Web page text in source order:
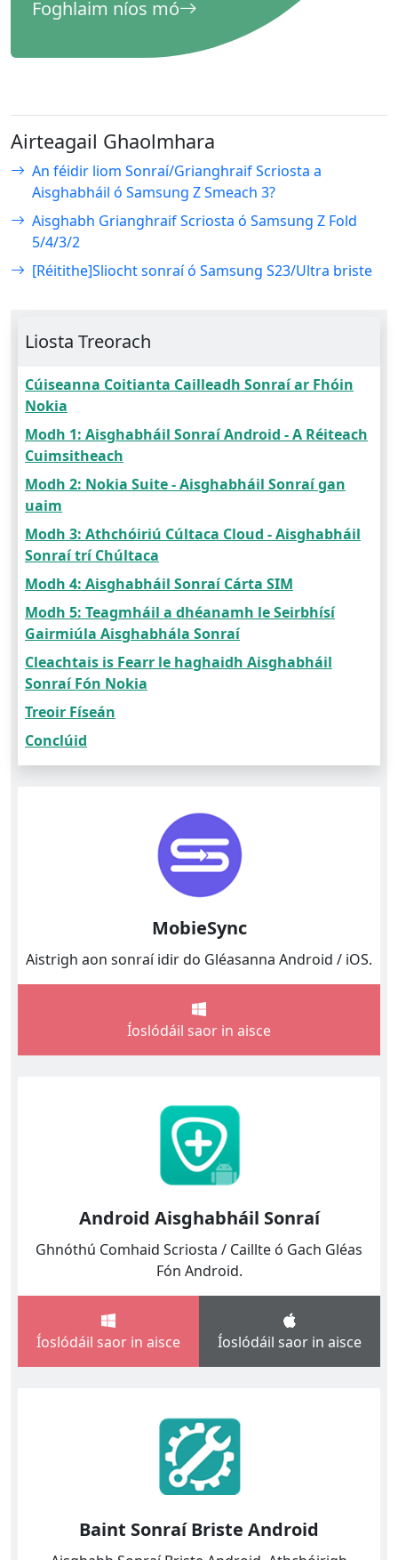
Liosta Treorach
Cúiseanna Coitianta Cailleadh Sonraí ar Fhóin
Nokia
Modh 1: Aisghabháil Sonraí Android - A Réiteach
Cuimsitheach
Modh 2: Nokia Suite - Aisghabháil Sonraí gan
uaim
Modh 3: Athchóiriú Cúltaca Cloud - Aisghabháil
Sonraí trí Chúltaca
Modh 4: Aisghabháil Sonraí Cárta SIM
Modh 5: Teagmháil a dhéanamh le Seirbhísí
Gairmiúla Aisghabhála Sonraí
Cleachtais is Fearr le haghaidh Aisghabháil
Sonraí Fón Nokia
Treoir Físeán
Conclúid
MobieSync
Aistrigh aon sonraí idir do Gléasanna Android / iOS.
Íoslódáil saor in aisce
Android Aisghabháil Sonraí
Ghnóthú Comhaid Scriosta / Caillte ó Gach Gléas
Fón Android.
Íoslódáil saor in aisce Íoslódáil saor in aisce
Baint Sonraí Briste Android
Foghlaim níos mó
Airteagail Ghaolmhara
An féidir liom Sonraí/Grianghraif Scriosta a
Aisghabháil ó Samsung Z Smeach 3?
Aisghabh Grianghraif Scriosta ó Samsung Z Fold
5/4/3/2
[Réitithe]Sliocht sonraí ó Samsung S23/Ultra briste